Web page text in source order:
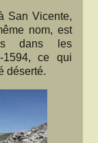
San Vicente,
nom, est
dans les
1594, ce qui
déserté.